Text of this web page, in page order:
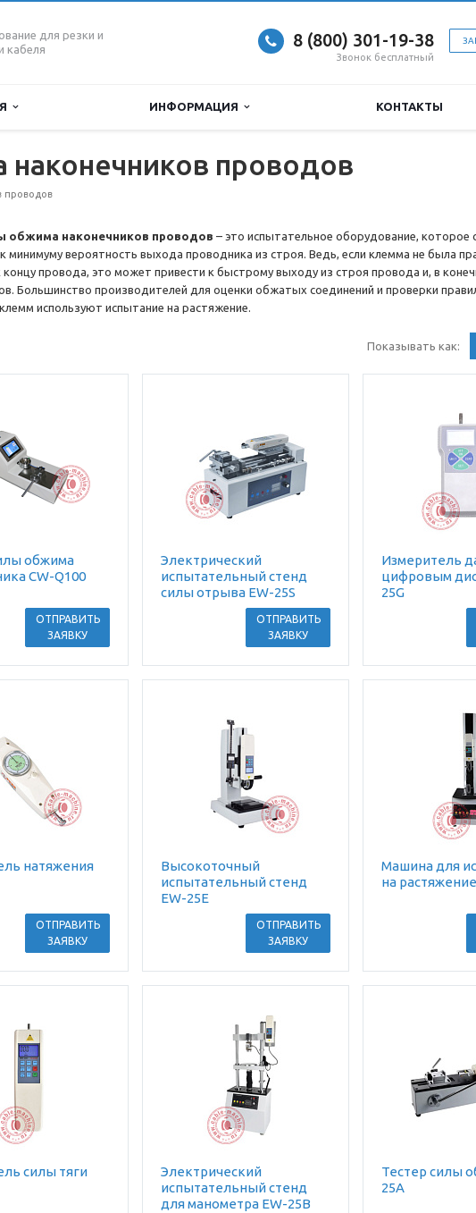
для резки и
кабеля
8 (800) 301-19-38
Звонок бесплатный
ИНФОРМАЦИЯ КОНТАКТЫ
проводов
проводов
обжима наконечников проводов – это испытательное оборудование, которое
минимуму вероятность выхода проводника из строя. Ведь, если клемма не была
концу провода, это может привести к быстрому выходу из строя провода и, в
Большинство производителей для оценки обжатых соединений и проверки
используют испытание на растяжение.
Показывать как:
обжима
CW-Q100
ОТПРАВИТЬ
ЗАЯВКУ
Электрический
испытательный стенд
силы отрыва EW-25S
ОТПРАВИТЬ
ЗАЯВКУ
Измеритель
цифровым
25G
натяжения
ОТПРАВИТЬ
ЗАЯВКУ
Высокоточный
испытательный стенд
EW-25E
ОТПРАВИТЬ
ЗАЯВКУ
Машина для
на
силы тяги
Электрический
испытательный стенд
для манометра EW-25B
Тестер силы
25A